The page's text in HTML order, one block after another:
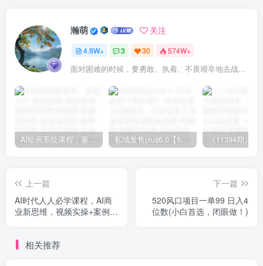
瀚萌 关注
4.9W+ 3 30 574W+
面对困难的时候，要勇敢、执着、不畏艰辛地去战胜它
AI绘画系统课程，基础入门-实战案例-商业应用 私域发售plus6.0【5月份线下课录音】/全域套装sop流程包，社群发售工具套装模型
上一篇
AI时代人人必学课程，AI商
业新思维，视频实操+案例解
下一篇
520风口项目一单99 日入4
位数(小白首选，闭眼做！)
相关推荐